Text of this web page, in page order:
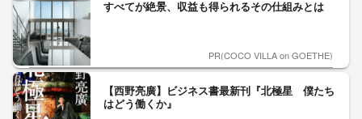
すべてが絶景、収益も得られるその仕組みとは
PR(COCO VILLA on GOETHE)
【西野亮廣】ビジネス書最新刊『北極星 僕たち
はどう働くか』